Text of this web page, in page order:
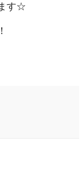
す☆